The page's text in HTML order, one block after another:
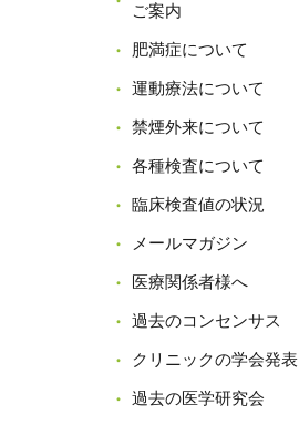
ご案内
肥満症について
運動療法について
禁煙外来について
各種検査について
臨床検査値の状況
メールマガジン
医療関係者様へ
過去のコンセンサス
クリニックの学会発表
過去の医学研究会